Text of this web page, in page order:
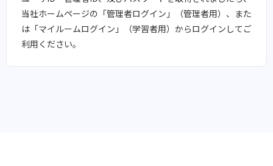
当社ホームページの「管理者ログイン」（管理者用）、また
は「マイルームログイン」（学習者用）からログインしてご
利用ください。